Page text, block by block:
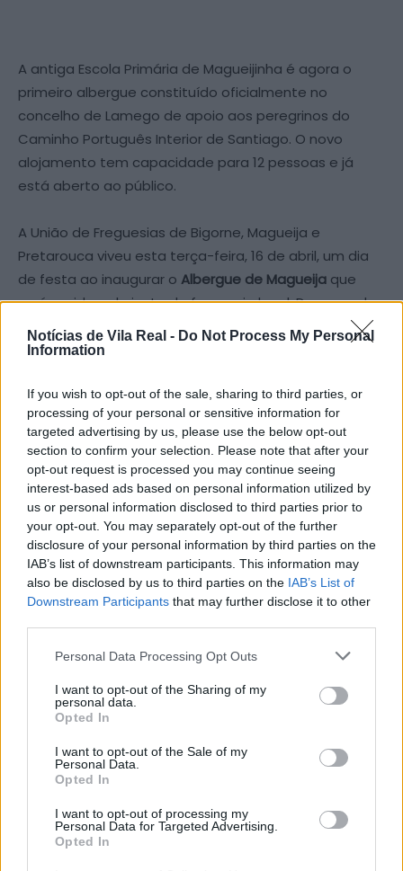
Notícias de Vila Real - Do Not Process My Personal
Information
If you wish to opt-out of the sale, sharing to third parties, or
processing of your personal or sensitive information for
targeted advertising by us, please use the below opt-out
section to confirm your selection. Please note that after your
opt-out request is processed you may continue seeing
interest-based ads based on personal information utilized by
us or personal information disclosed to third parties prior to
your opt-out. You may separately opt-out of the further
disclosure of your personal information by third parties on the
IAB’s list of downstream participants. This information may
also be disclosed by us to third parties on the IAB’s List of
Downstream Participants that may further disclose it to other
Personal Data Processing Opt Outs
I want to opt-out of the Sharing of my
personal data.
Opted In
I want to opt-out of the Sale of my
Personal Data.
Opted In
I want to opt-out of processing my
Personal Data for Targeted Advertising.
Opted In
A antiga Escola Primária de Magueijinha é agora o
primeiro albergue constituído oficialmente no
concelho de Lamego de apoio aos peregrinos do
Caminho Português Interior de Santiago. O novo
alojamento tem capacidade para 12 pessoas e já
está aberto ao público.
A União de Freguesias de Bigorne, Magueija e
Pretarouca viveu esta terça-feira, 16 de abril, um dia
de festa ao inaugurar o Albergue de Magueija que
será gerido pela junta de freguesia local. Dezenas de
pessoas acompanharam o Presidente da Câmara
Municipal de Lamego e a Presidente da Federação
neste ato público.
Os Caminhos de Santiago dinamizam os territórios
que atravessam e contribuem para a diversificação
da oferta turística localao longo do ano. Possuímos
muitas riquezas que têm de continuar a ser
exploradas, como a hospitalidade e a bondade das
nossas gentes. Magueija tem uma dinâmica muito
própria ligadas às tradições e uma paisagem idílica
que deslumbra quem passa por estas terras. É
vontade da autarquia promover a abertura de novos
albergues noutros pontos do concelho”, destaca
Localizado junto à EN2, o novo albergue de apoio aos
peregrinos dos Caminhos de Santiago possui um
dormitório, uma cozinha, uma zona reservada a sala
de convívio e sanitários completos. Tem ainda um
logradouro muito aprazível para descanso dos
peregrinos. A criação do novo equipamento